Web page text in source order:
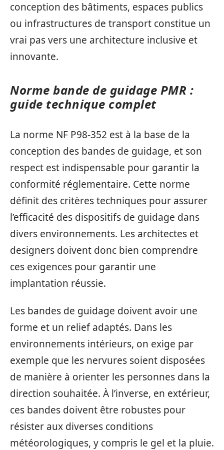
conception des bâtiments, espaces publics
ou infrastructures de transport constitue un
vrai pas vers une architecture inclusive et
innovante.
Norme bande de guidage PMR :
guide technique complet
La norme NF P98-352 est à la base de la
conception des bandes de guidage, et son
respect est indispensable pour garantir la
conformité réglementaire. Cette norme
définit des critères techniques pour assurer
l’efficacité des dispositifs de guidage dans
divers environnements. Les architectes et
designers doivent donc bien comprendre
ces exigences pour garantir une
implantation réussie.
Les bandes de guidage doivent avoir une
forme et un relief adaptés. Dans les
environnements intérieurs, on exige par
exemple que les nervures soient disposées
de manière à orienter les personnes dans la
direction souhaitée. À l’inverse, en extérieur,
ces bandes doivent être robustes pour
résister aux diverses conditions
météorologiques, y compris le gel et la pluie.